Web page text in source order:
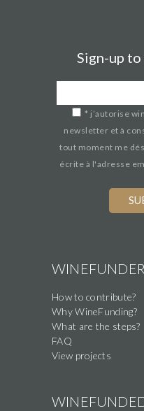
Sign-up
* j’autorise
newsletter et à
tout moment me
écrite à l'adresse
WINEFUNDER
How to contribute?
Why WineFunding?
What are the steps?
FAQ
View projects